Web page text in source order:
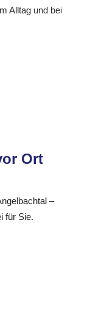
Alltag und bei
Ort
–
für Sie.